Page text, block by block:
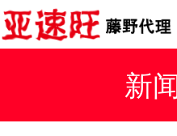
新